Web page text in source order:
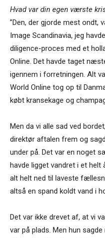
Hvad var din egen værste
”Den, der gjorde mest ondt,
Image Scandinavia, jeg
diligence-proces med et
Online. Det havde taget
igennem i forretningen. Alt
World Online tog op til
købt kransekage og
Men da vi alle sad ved
direktør aftalen frem og
under på. Det var en noget
havde ligget vandret i et helt
alt helt ned til laveste
altså en spand koldt vand i
Det var ikke drevet af, at vi
var på plads. Men hun